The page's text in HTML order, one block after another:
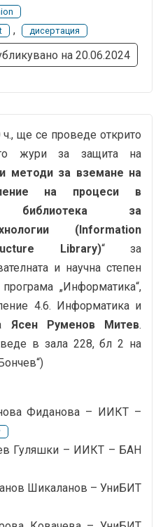
, дисертация
на 20.06.2024
ч., ще се проведе открито
жури за защита на
методи за вземане на
на процеси в
библиотека за
(Information
Library)“ за
и научна степен
„Информатика“,
4.6. Информатика и
Ясен Руменов Митев.
в зала 228, бл 2 на
Фиданова – ИИКТ –
Гуляшки – ИИКT – БАН
Шикаланов – УниБИТ